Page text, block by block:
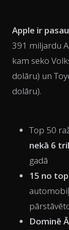
Apple ir
391 miljardu
kam seko
dolāru) un
dolāru).
Top 50
nekā 6
gadā
15 no
Dominē